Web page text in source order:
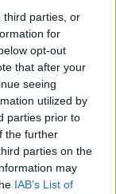
third parties, or
for
opt-out
that after your
seeing
utilized by
parties prior to
the further
parties on the
may
IAB’s List of